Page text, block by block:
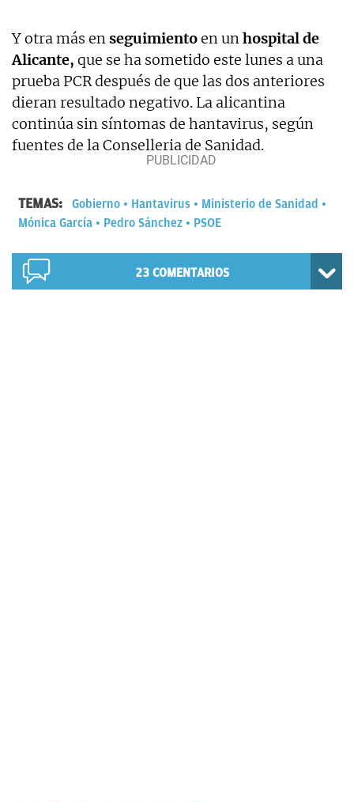
Y otra más enseguimientoen unhospital de
Alicante, que se ha sometido este lunes a una
prueba PCR después de que las dos anteriores
dieran resultado negativo. La alicantina
continúa sin síntomas de hantavirus, según
fuentes de la Conselleria de Sanidad.
TEMAS: Gobierno Hantavirus
Ministerio de Sanidad
Mónica García
Pedro Sánchez PSOE
23 COMENTARIOS